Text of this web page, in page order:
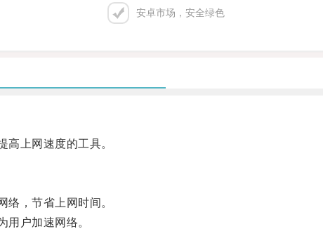
安卓市场，安全绿色
上网速度的工具。
，节省上网时间。
户加速网络。